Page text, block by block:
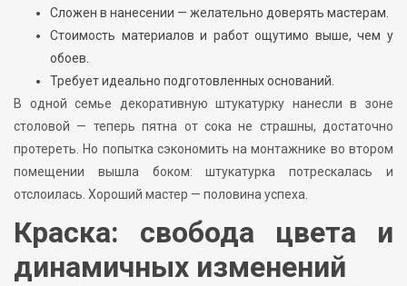
Сложен в нанесении — желательно доверять мастерам.
Стоимость материалов и работ ощутимо выше, чем у
обоев.
Требует идеально подготовленных оснований.
В одной семье декоративную штукатурку нанесли в зоне
столовой — теперь пятна от сока не страшны, достаточно
протереть. Но попытка сэкономить на монтажнике во втором
помещении вышла боком: штукатурка потрескалась и
отслоилась. Хороший мастер — половина успеха.
Краска: свобода цвета и
динамичных изменений